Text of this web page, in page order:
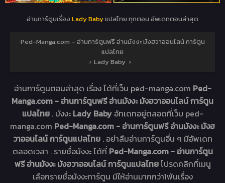
อ่านการ์ตูนเรื่อง Lady Babyแปลไทย ทุกตอน อัพเดทตอนล่าสุด
Ped-Manga.com – อ่านการ์ตูนฟรี อ่านมังงะ มังฮวาออนไลน์ การ์ตูน
แปลไทย
› Lady Baby ›
อ่านการ์ตูนตอนล่าสุด เรื่องได้ที่เว็บ ped-manga.com Ped-
Manga.com - อ่านการ์ตูนฟรี อ่านมังงะ มังฮวาออนไลน์ การ์ตูน
แปลไทย . มังงะ Lady Baby อัทเดทอยู่ตลอดที่เว็บ ped-
manga.com Ped-Manga.com - อ่านการ์ตูนฟรี อ่านมังงะ มังฮ
วาออนไลน์ การ์ตูนแปลไทย . อย่าลืมอ่านการ์ตูนอื่น ๆ มีอัพเดท
ตลอดเวลา . รายชื่อมังงะ ได้ที่ Ped-Manga.com - อ่านการ์ตูน
ฟรี อ่านมังงะ มังฮวาออนไลน์ การ์ตูนแปลไทยโปรดคลิกที่เมนู
เลือกรายชื่อมังงะการ์ตูน มีให้อ่านมากกว่า1พันเรื่อง